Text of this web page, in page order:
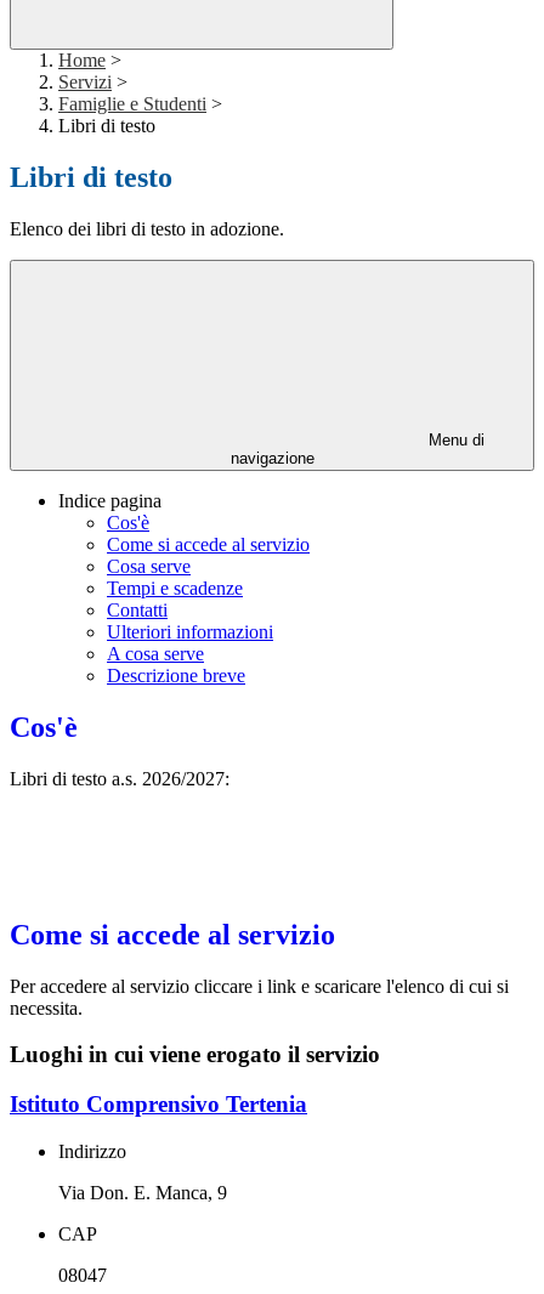
Home >
Servizi >
Famiglie e Studenti >
Libri di testo
Libri di testo
Elenco dei libri di testo in adozione.
Menu di
navigazione
Indice pagina
Cos'è
Come si accede al servizio
Cosa serve
Tempi e scadenze
Contatti
Ulteriori informazioni
A cosa serve
Descrizione breve
Cos'è
Libri di testo a.s. 2026/2027:
Come si accede al servizio
Per accedere al servizio cliccare i link e scaricare l'elenco di cui si
necessita.
Luoghi in cui viene erogato il servizio
Istituto Comprensivo Tertenia
Indirizzo
Via Don. E. Manca, 9
CAP
08047